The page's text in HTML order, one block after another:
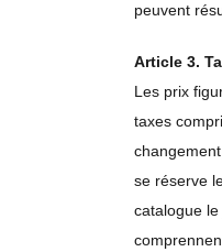
peuvent
Article 3.
Les prix
taxes
se réserve
catalogue